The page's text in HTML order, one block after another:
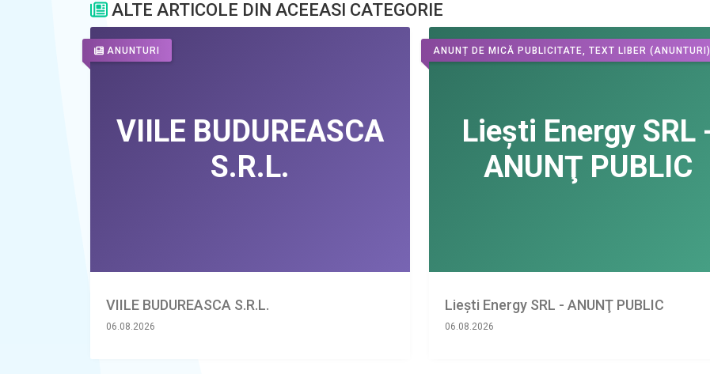
ALTE ARTICOLE DIN ACEEASI CATEGORIE
ANUNTURI
VIILE BUDUREASCA S.R.L.
06.08.2026
ANUNȚ DE MICĂ PUBLICITATE, TEXT LIBER (ANUNTURI)
Liești Energy SRL - ANUNŢ PUBLIC
06.08.2026